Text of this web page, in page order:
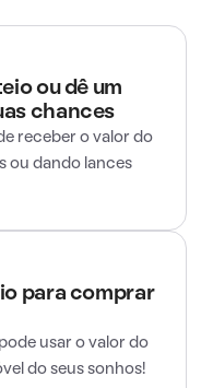
ou dê um
chances
receber o valor do
ou dando lances
para comprar
usar o valor do
do seus sonhos!